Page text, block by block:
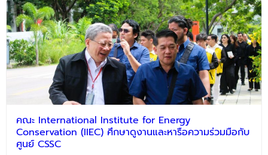
คณะ International Institute for Energy
Conservation (IIEC) ศึกษาดูงานและหารือความร่วมมือกับ
ศูนย์ CSSC